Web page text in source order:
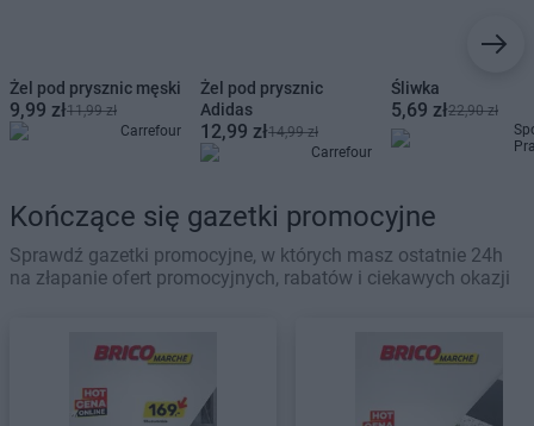
Żel pod prysznic męski
9,99 zł11,99 zł
Carrefour
Żel pod prysznic
Adidas
12,99 zł14,99 zł
Carrefour
Śliwka
5,69 zł22,90 zł
Kończące się gazetki promocyjne
Sprawdź gazetki promocyjne, w których masz ostatnie 24h
na złapanie ofert promocyjnych, rabatów i ciekawych okazji